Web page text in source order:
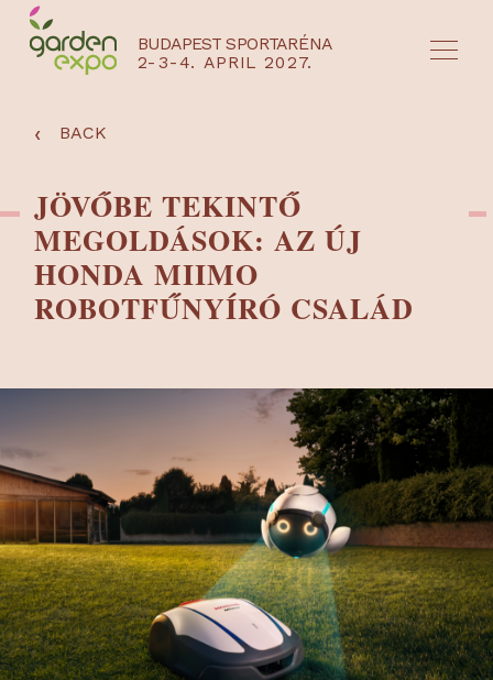
BUDAPEST SPORTARÉNA
2-3-4. APRIL 2027.
NYEREMÉNYJÁTÉK / REGISZTRÁCIÓ
‹ BACK
JÖVŐBE TEKINTŐ
MEGOLDÁSOK: AZ ÚJ
HONDA MIIMO
ROBOTFŰNYÍRÓ CSALÁD